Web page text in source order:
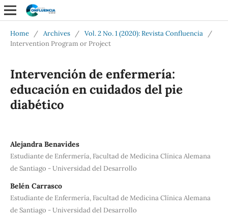
Home / Archives / Vol. 2 No. 1 (2020): Revista Confluencia
/
Intervention Program or Project
Intervención de enfermería:
educación en cuidados del pie
diabético
Alejandra Benavides
Estudiante de Enfermería, Facultad de Medicina Clínica Alemana
de Santiago - Universidad del Desarrollo
Belén Carrasco
Estudiante de Enfermería, Facultad de Medicina Clínica Alemana
de Santiago - Universidad del Desarrollo